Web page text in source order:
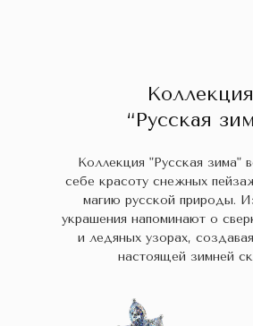
Коллекция
“Русская
Коллекция "Русская зима"
себе красоту снежных
магию русской природы.
украшения напоминают о
и ледяных узорах,
настоящей зимней